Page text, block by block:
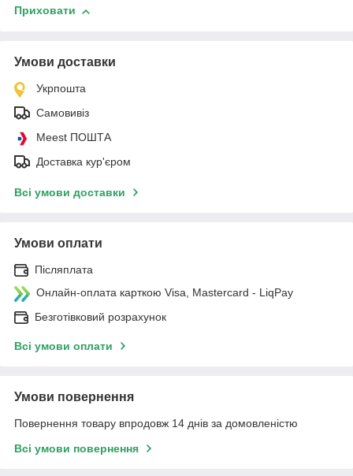
Приховати
Умови доставки
Укрпошта
Самовивіз
Meest ПОШТА
Доставка кур'єром
Всі умови доставки
Умови оплати
Післяплата
Онлайн-оплата карткою Visa, Mastercard - LiqPay
Безготівковий розрахунок
Всі умови оплати
Умови повернення
Повернення товару впродовж 14 днів за домовленістю
Всі умови повернення